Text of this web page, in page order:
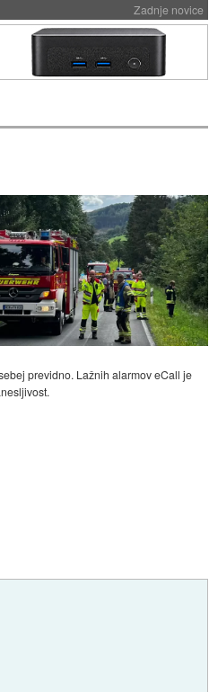
Zadnje novice
previdno. Lažnih alarmov eCall je